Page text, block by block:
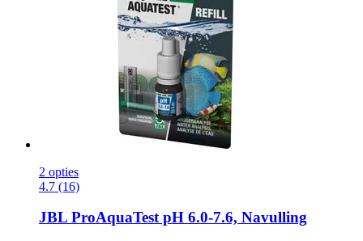
2 opties
4.7 (16)
JBL ProAquaTest pH 6.0-​7.6, Navulling